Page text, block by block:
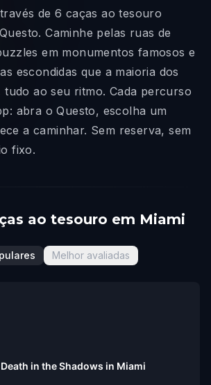
de 6 caças ao tesouro
Caminhe pelas ruas de
em monumentos famosos e
escondidas que a maioria dos
tudo ao seu ritmo. Cada percurso
abra o Questo, escolha um
a caminhar. Sem reserva, sem
fixo.
ao tesouro em Miami
Melhor avaliadas
in the Shadows in Miami